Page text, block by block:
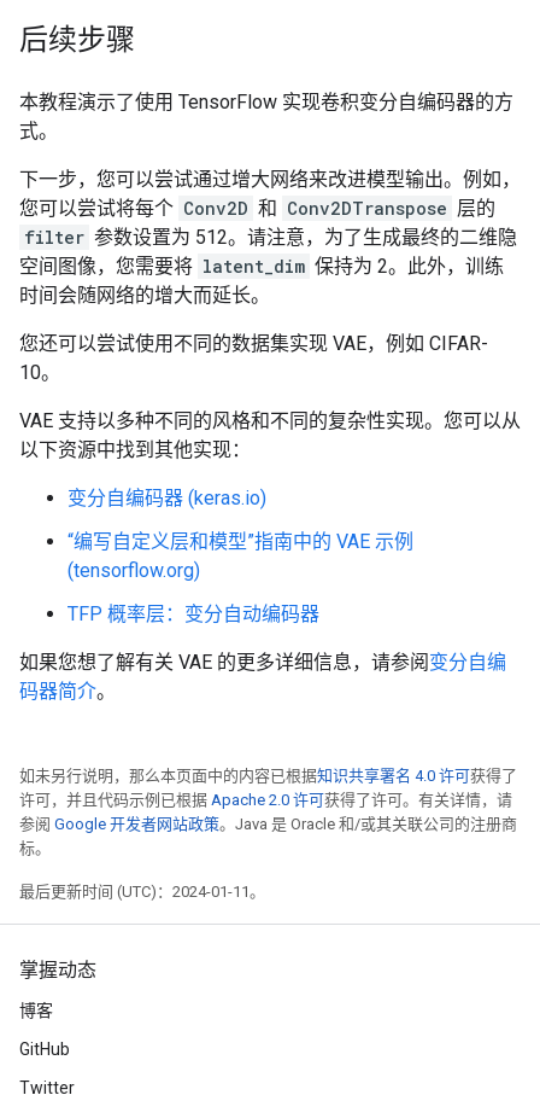
后续步骤
本教程演示了使用 TensorFlow 实现卷积变分自编码器的方
式。
下一步，您可以尝试通过增大网络来改进模型输出。例如，
您可以尝试将每个 Conv2D 和 Conv2DTranspose 层的
filter 参数设置为 512。请注意，为了生成最终的二维隐
空间图像，您需要将 latent_dim 保持为 2。此外，训练
时间会随网络的增大而延长。
您还可以尝试使用不同的数据集实现 VAE，例如 CIFAR-
10。
VAE 支持以多种不同的风格和不同的复杂性实现。您可以从
以下资源中找到其他实现：
变分自编码器 (keras.io)
“编写自定义层和模型”指南中的 VAE 示例
(tensorflow.org)
TFP 概率层：变分自动编码器
如果您想了解有关 VAE 的更多详细信息，请参阅变分自编
码器简介。
如未另行说明，那么本页面中的内容已根据知识共享署名 4.0 许可获得了
许可，并且代码示例已根据 Apache 2.0 许可获得了许可。有关详情，请
参阅 Google 开发者网站政策。Java 是 Oracle 和/或其关联公司的注册商
标。
最后更新时间 (UTC)：2024-01-11。
掌握动态
博客
GitHub
Twitter